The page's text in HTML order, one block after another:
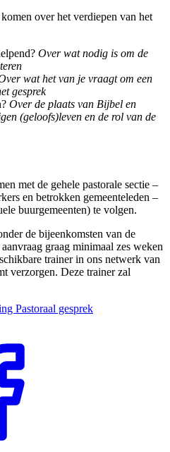
over het verdiepen van het
Over wat nodig is om de
wat het van je vraagt om een
gesprek
Over de plaats van Bijbel en
(geloofs)leven en de rol van de
met de gehele pastorale sectie –
en betrokken gemeenteleden –
buurgemeenten) te volgen.
de bijeenkomsten van de
graag minimaal zes weken
trainer in ons netwerk van
verzorgen. Deze trainer zal
Pastoraal gesprek